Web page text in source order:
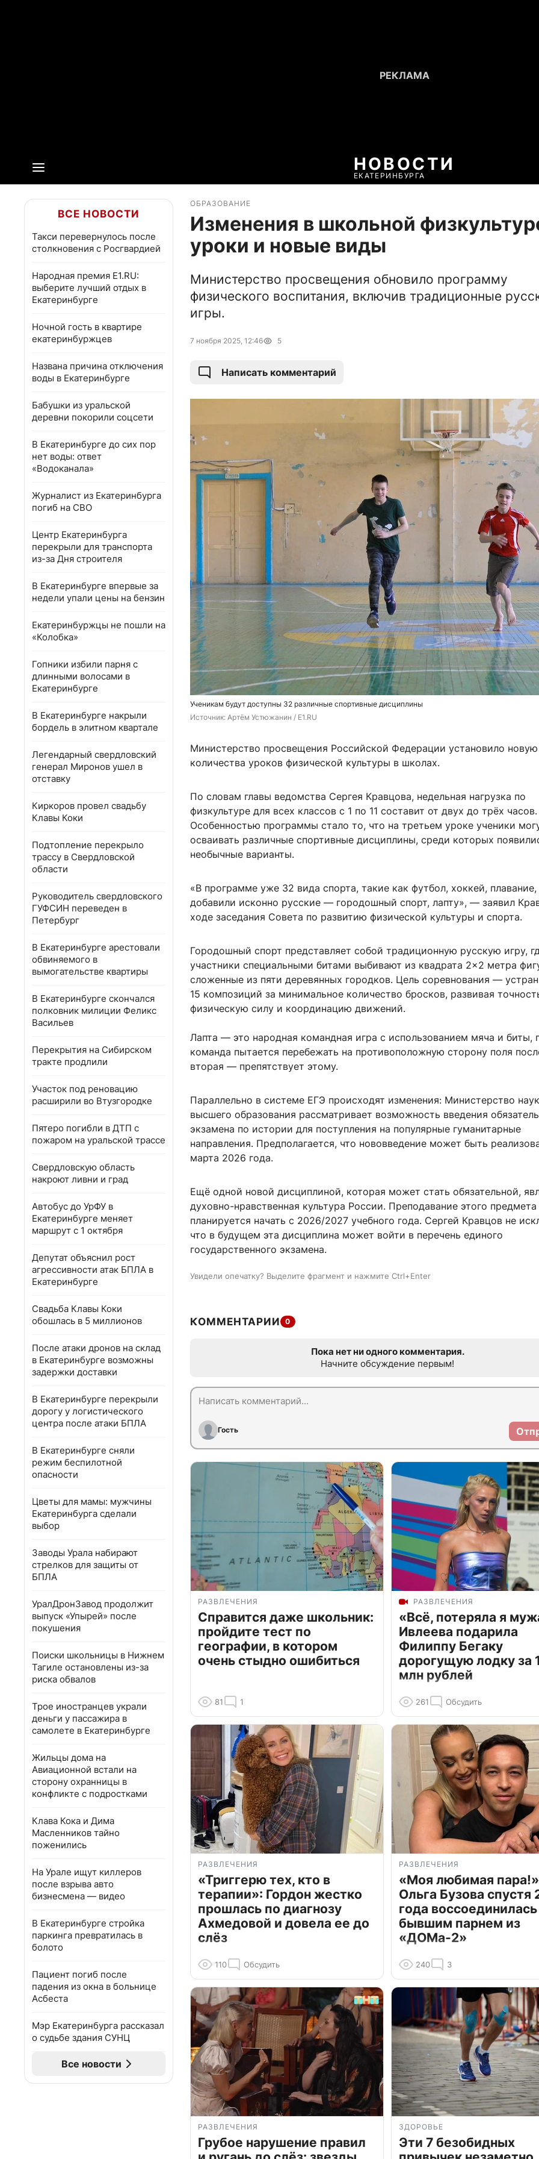
НОВОСТИ
ЕКАТЕРИНБУРГА
ВСЕ НОВОСТИ
Такси перевернулось после
столкновения с Росгвардией
Народная премия E1.RU:
выберите лучший отдых в
Екатеринбурге
Ночной гость в квартире
екатеринбуржцев
Названа причина отключения
воды в Екатеринбурге
Бабушки из уральской
деревни покорили соцсети
В Екатеринбурге до сих пор
нет воды: ответ
«Водоканала»
Журналист из Екатеринбурга
погиб на СВО
Центр Екатеринбурга
перекрыли для транспорта
из-за Дня строителя
В Екатеринбурге впервые за
недели упали цены на бензин
Екатеринбуржцы не пошли на
«Колобка»
Гопники избили парня с
длинными волосами в
Екатеринбурге
В Екатеринбурге накрыли
бордель в элитном квартале
Легендарный свердловский
генерал Миронов ушел в
отставку
Киркоров провел свадьбу
Клавы Коки
Подтопление перекрыло
трассу в Свердловской
области
Руководитель свердловского
ГУФСИН переведен в
Петербург
В Екатеринбурге арестовали
обвиняемого в
вымогательстве квартиры
В Екатеринбурге скончался
полковник милиции Феликс
Васильев
Перекрытия на Сибирском
тракте продлили
Участок под реновацию
расширили во Втузгородке
Пятеро погибли в ДТП с
пожаром на уральской трассе
Свердловскую область
накроют ливни и град
Автобус до УрФУ в
Екатеринбурге меняет
маршрут с 1 октября
Депутат объяснил рост
агрессивности атак БПЛА в
Екатеринбурге
Свадьба Клавы Коки
обошлась в 5 миллионов
После атаки дронов на склад
в Екатеринбурге возможны
задержки доставки
В Екатеринбурге перекрыли
дорогу у логистического
центра после атаки БПЛА
В Екатеринбурге сняли
режим беспилотной
опасности
Цветы для мамы: мужчины
Екатеринбурга сделали
выбор
Заводы Урала набирают
стрелков для защиты от
БПЛА
УралДронЗавод продолжит
выпуск «Упырей» после
покушения
Поиски школьницы в Нижнем
Тагиле остановлены из-за
риска обвалов
Трое иностранцев украли
деньги у пассажира в
самолете в Екатеринбурге
Жильцы дома на
Авиационной встали на
сторону охранницы в
конфликте с подростками
Клава Кока и Дима
Масленников тайно
поженились
На Урале ищут киллеров
после взрыва авто
бизнесмена — видео
В Екатеринбурге стройка
паркинга превратилась в
болото
Пациент погиб после
падения из окна в больнице
Асбеста
Мэр Екатеринбурга рассказал
о судьбе здания СУНЦ
Все новости
ОБРАЗОВАНИЕ
Изменения в школьной
уроки и новые виды
Министерство просвещения обновило программу
физического воспитания, включив традиционные
игры.
7 ноября 2025, 12:46 5
Написать комментарий
Ученикам будут доступны 32 различные спортивные дисциплины
Источник: Артём Устюжанин / E1.RU
Министерство просвещения Российской Федерации установило
количества уроков физической культуры в школах.
По словам главы ведомства Сергея Кравцова, недельная нагрузка по
физкультуре для всех классов с 1 по 11 составит от двух до трёх часов.
Особенностью программы стало то, что на третьем уроке ученики
осваивать различные спортивные дисциплины, среди которых
необычные варианты.
«В программе уже 32 вида спорта, такие как футбол, хоккей,
добавили исконно русские — городошный спорт, лапту», — заявил
ходе заседания Совета по развитию физической культуры и спорта.
Городошный спорт представляет собой традиционную русскую игру,
участники специальными битами выбивают из квадрата 2×2 метра
сложенные из пяти деревянных городков. Цель соревнования —
15 композиций за минимальное количество бросков, развивая
физическую силу и координацию движений.
Лапта — это народная командная игра с использованием мяча и биты,
команда пытается перебежать на противоположную сторону поля
вторая — препятствует этому.
Параллельно в системе ЕГЭ происходят изменения: Министерство
высшего образования рассматривает возможность введения
экзамена по истории для поступления на популярные гуманитарные
направления. Предполагается, что нововведение может быть
марта 2026 года.
Ещё одной новой дисциплиной, которая может стать обязательной,
духовно-нравственная культура России. Преподавание этого предмета
планируется начать с 2026/2027 учебного года. Сергей Кравцов не
что в будущем эта дисциплина может войти в перечень единого
государственного экзамена.
Увидели опечатку? Выделите фрагмент и нажмите Ctrl+Enter
КОММЕНТАРИИ 0
Пока нет ни одного комментария.
Начните обсуждение первым!
Гость
РАЗВЛЕЧЕНИЯ
Справится даже школьник:
пройдите тест по
географии, в котором
очень стыдно ошибиться
81 1
РАЗВЛЕЧЕНИЯ
«Всё, потеряла я
Ивлеева подарила
Филиппу Бегаку
дорогущую лодку за
млн рублей
261 Обсудить
РАЗВЛЕЧЕНИЯ
«Триггерю тех, кто в
терапии»: Гордон жестко
прошлась по диагнозу
Ахмедовой и довела ее до
слёз
110 Обсудить
РАЗВЛЕЧЕНИЯ
«Моя любимая
Ольга Бузова спустя
года
бывшим парнем из
«ДОМа-2»
240 3
РАЗВЛЕЧЕНИЯ
Грубое нарушение правил
ЗДОРОВЬЕ
Эти 7 безобидных